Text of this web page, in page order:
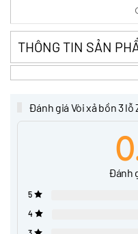
THÔNG TIN SẢN
Đánh giá Vòi xả bồn 3 lỗ
Đánh
5
4